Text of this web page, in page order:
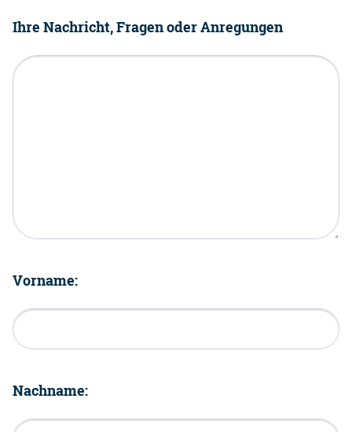
Ihre Nachricht, Fragen oder Anregungen
Vorname:
Nachname: